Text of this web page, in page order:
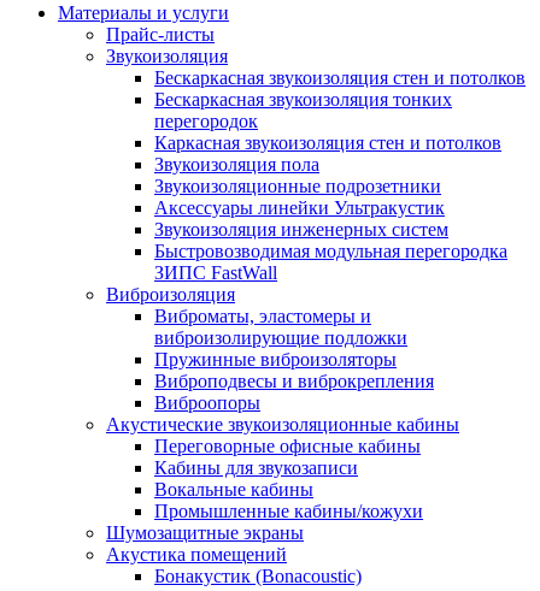
Материалы и услуги
Прайс-листы
Звукоизоляция
Бескаркасная звукоизоляция стен и потолков
Бескаркасная звукоизоляция тонких
перегородок
Каркасная звукоизоляция стен и потолков
Звукоизоляция пола
Звукоизоляционные подрозетники
Аксессуары линейки Ультракустик
Звукоизоляция инженерных систем
Быстровозводимая модульная перегородка
ЗИПС FastWall
Виброизоляция
Виброматы, эластомеры и
виброизолирующие подложки
Пружинные виброизоляторы
Виброподвесы и виброкрепления
Виброопоры
Акустические звукоизоляционные кабины
Переговорные офисные кабины
Кабины для звукозаписи
Вокальные кабины
Промышленные кабины/кожухи
Шумозащитные экраны
Акустика помещений
Бонакустик (Bonacoustic)